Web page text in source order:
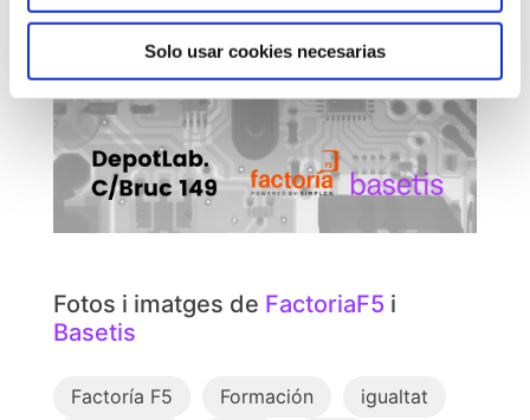
Solo usar cookies necesarias
Fotos i imatges de FactoriaF5i
Basetis
Factoría F5 Formación
igualtat